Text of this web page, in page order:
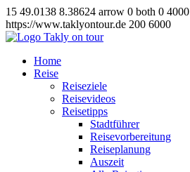
15 49.0138 8.38624 arrow 0 both 0 4000
https://www.taklyontour.de 200 6000
Home
Reise
Reiseziele
Reisevideos
Reisetipps
Stadtführer
Reisevorbereitung
Reiseplanung
Auszeit